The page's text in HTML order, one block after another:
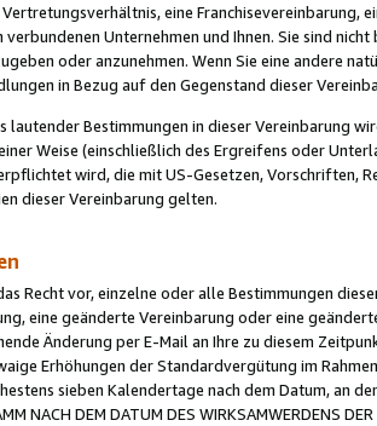
eine Franchisevereinbarung,
verbundenen Unternehmen und Ihnen. Sie sind
oder anzunehmen. Wenn Sie eine andere
in Bezug auf den Gegenstand dieser
lautender Bestimmungen in dieser Vereinbarung
Weise (einschließlich des Ergreifens oder
wird, die mit US-Gesetzen, Vorschriften,
dieser Vereinbarung gelten.
Recht vor, einzelne oder alle Bestimmungen
eine geänderte Vereinbarung oder eine
Änderung per E-Mail an Ihre zu diesem
Erhöhungen der Standardvergütung im
sieben Kalendertage nach dem Datum, an
NACH DEM DATUM DES WIRKSAMWERDENS